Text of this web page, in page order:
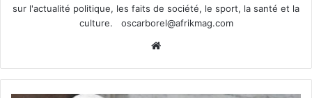
sur l'actualité politique, les faits de société, le sport, la santé et la
culture. oscarborel@afrikmag.com